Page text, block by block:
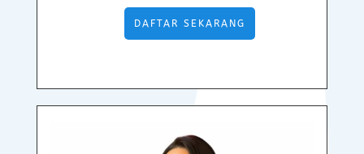
DAFTAR SEKARANG